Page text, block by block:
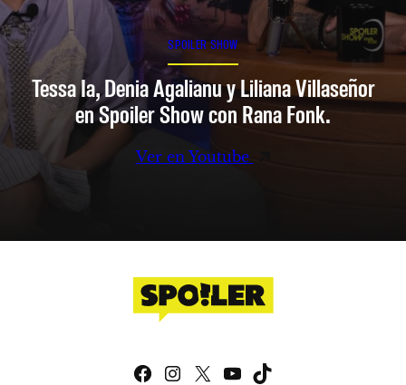
SPOILER SHOW
Tessa Ia, Denia Agalianu y Liliana Villaseñor
en Spoiler Show con Rana Fonk.
Ver en Youtube
Facebook
Instagram
X YouTube